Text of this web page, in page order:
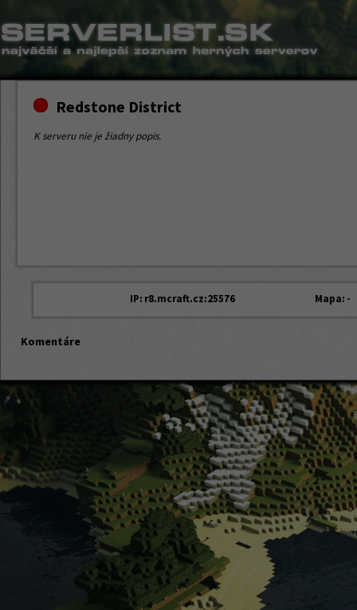
Redstone District
K serveru nie je žiadny popis.
IP: r8.mcraft.cz:25576 Mapa: -
Komentáre